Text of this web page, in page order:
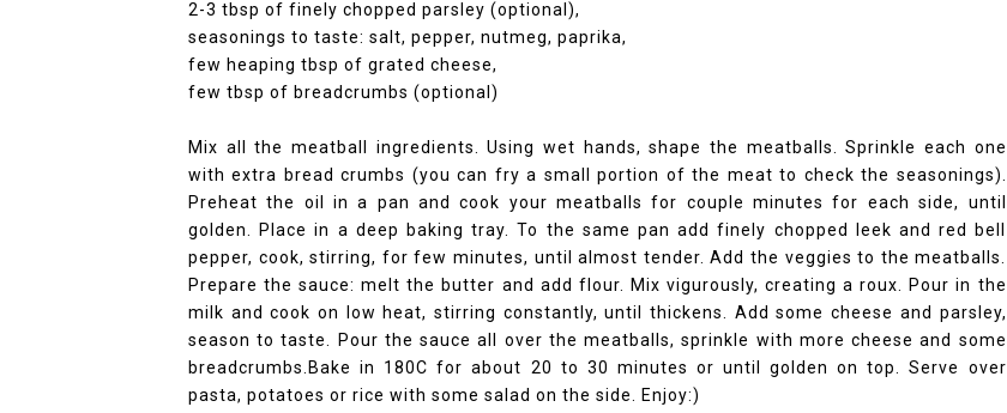
2-3 tbsp of finely chopped parsley (optional),
seasonings to taste: salt, pepper, nutmeg, paprika,
few heaping tbsp of grated cheese,
few tbsp of breadcrumbs (optional)
Mix all the meatball ingredients. Using wet hands, shape the meatballs. Sprinkle each one
with extra bread crumbs (you can fry a small portion of the meat to check the seasonings).
Preheat the oil in a pan and cook your meatballs for couple minutes for each side, until
golden. Place in a deep baking tray. To the same pan add finely chopped leek and red bell
pepper, cook, stirring, for few minutes, until almost tender. Add the veggies to the meatballs.
Prepare the sauce: melt the butter and add flour. Mix vigurously, creating a roux. Pour in the
milk and cook on low heat, stirring constantly, until thickens. Add some cheese and parsley,
season to taste. Pour the sauce all over the meatballs, sprinkle with more cheese and some
breadcrumbs.Bake in 180C for about 20 to 30 minutes or until golden on top. Serve over
pasta, potatoes or rice with some salad on the side. Enjoy:)